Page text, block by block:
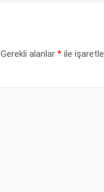
Gerekli alanlar * ile